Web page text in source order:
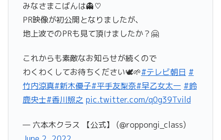
みなさまこばんは👻♡
PR映像が初公開となりましたが、
地上波でのPRも見て頂けましたか？🤗
これからも素敵なお知らせが続くので
わくわくしてお待ちください🕊🌱#テレビ朝日 #
竹内涼真#新木優子#平手友梨奈#早乙女太一 #鈴
鹿央士#香川照之 pic.twitter.com/q0g39Tvild
— 六本木クラス 【公式】 (@roppongi_class)